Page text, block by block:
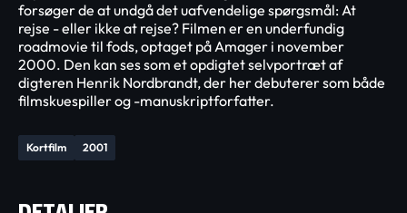
Kortfilm 2001
forsøger de at undgå det uafvendelige spørgsmål: At
rejse - eller ikke at rejse? Filmen er en underfundig
roadmovie til fods, optaget på Amager i november
2000. Den kan ses som et opdigtet selvportræt af
digteren Henrik Nordbrandt, der her debuterer som både
filmskuespiller og -manuskriptforfatter.